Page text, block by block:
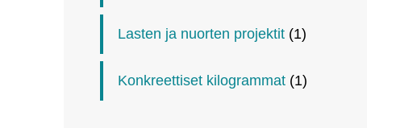
Lasten ja nuorten projektit (1)
Konkreettiset kilogrammat (1)